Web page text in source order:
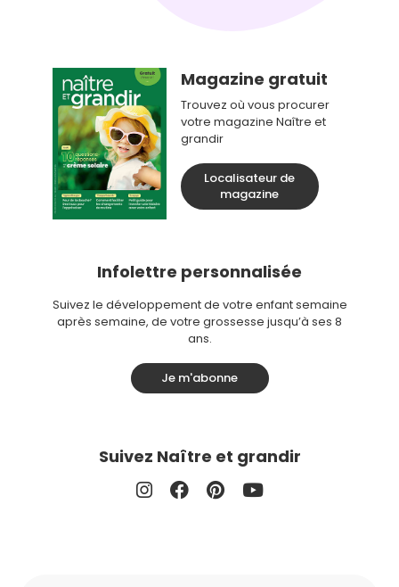
Magazine gratuit
Trouvez où vous procurer
votre magazine Naître et
grandir
Localisateur de
magazine
Infolettre personnalisée
Suivez le développement de votre enfant semaine
après semaine, de votre grossesse jusqu’à ses 8
ans.
Je m'abonne
Suivez Naître et grandir